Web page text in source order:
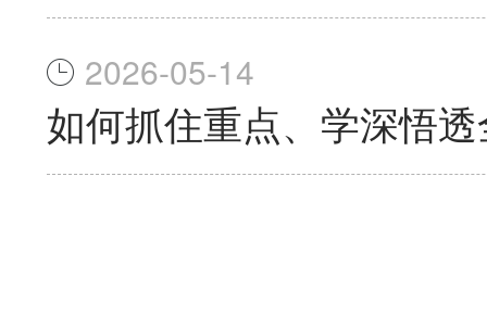
2026-05-14
如何抓住重点、学深悟